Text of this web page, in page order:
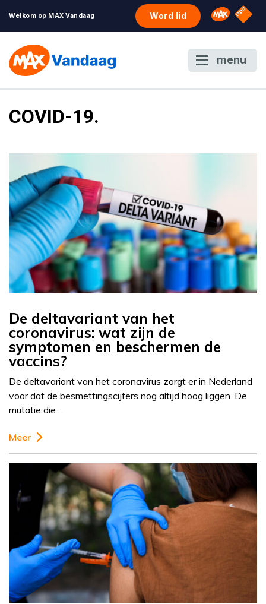
Welkom op MAX Vandaag Word lid Omroep
NPO
menu
COVID-19.
De deltavariant van het
coronavirus: wat zijn de
symptomen en beschermen de
vaccins?
De deltavariant van het coronavirus zorgt er in Nederland
voor dat de besmettingscijfers nog altijd hoog liggen. De
mutatie die…
Meer